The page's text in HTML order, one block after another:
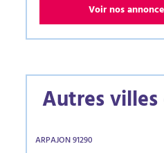
Voir nos
Autres villes
ARPAJON 91290